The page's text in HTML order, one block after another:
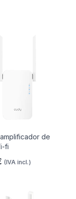
amplificador de
fi
(IVA incl.)